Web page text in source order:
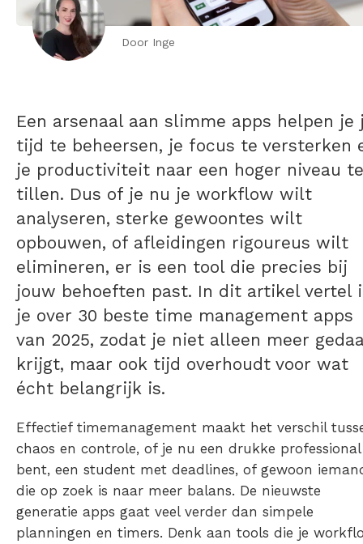
Door Inge
Een arsenaal aan slimme apps helpen je
tijd te beheersen, je focus te versterken
je productiviteit naar een hoger niveau te
tillen. Dus of je nu je workflow wilt
analyseren, sterke gewoontes wilt
opbouwen, of afleidingen rigoureus wilt
elimineren, er is een tool die precies bij
jouw behoeften past. In dit artikel vertel
je over 30 beste time management apps
van 2025, zodat je niet alleen meer
krijgt, maar ook tijd overhoudt voor wat
écht belangrijk is.
Effectief timemanagement maakt het verschil
chaos en controle, of je nu een drukke professional
bent, een student met deadlines, of gewoon
die op zoek is naar meer balans. De nieuwste
generatie apps gaat veel verder dan simpele
planningen en timers. Denk aan tools die je